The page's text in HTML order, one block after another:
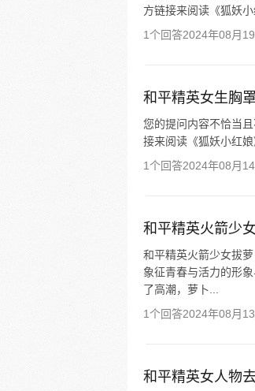
方链接来阅读《狐妖
1个回答2024年08月
和平精英女生胸
您的提问内容不恰当
接来阅读《狐妖小红娘
1个回答2024年08月
和平精英火箭少
和平精英火箭少女拔
象征青春与活力的形
了高潮，萝卜...
1个回答2024年08月
和平精英女人物